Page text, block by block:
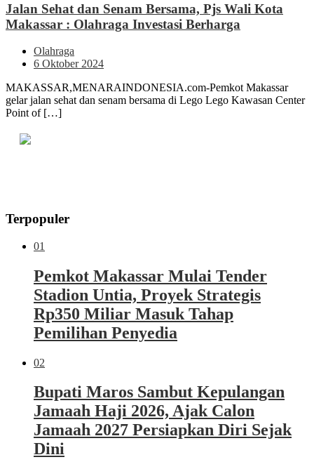
Jalan Sehat dan Senam Bersama, Pjs Wali Kota
Makassar : Olahraga Investasi Berharga
Olahraga
6 Oktober 2024
MAKASSAR,MENARAINDONESIA.com-Pemkot Makassar
gelar jalan sehat dan senam bersama di Lego Lego Kawasan Center
Point of […]
Terpopuler
01
Pemkot Makassar Mulai Tender
Stadion Untia, Proyek Strategis
Rp350 Miliar Masuk Tahap
Pemilihan Penyedia
02
Bupati Maros Sambut Kepulangan
Jamaah Haji 2026, Ajak Calon
Jamaah 2027 Persiapkan Diri Sejak
Dini